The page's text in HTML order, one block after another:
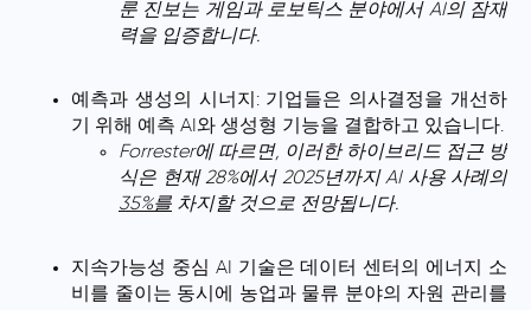
룬 진보는 게임과 로보틱스 분야에서 AI의 잠재
력을 입증합니다.
예측과 생성의 시너지: 기업들은 의사결정을 개선하
기 위해 예측 AI와 생성형 기능을 결합하고 있습니다.
Forrester에 따르면, 이러한 하이브리드 접근 방
식은 현재 28%에서 2025년까지 AI 사용 사례의
35%를 차지할 것으로 전망됩니다.
지속가능성 중심 AI 기술은 데이터 센터의 에너지 소
비를 줄이는 동시에 농업과 물류 분야의 자원 관리를